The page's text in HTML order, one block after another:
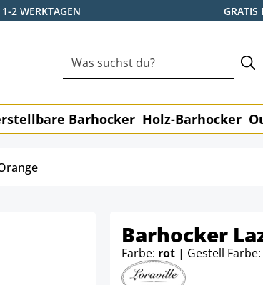
2 WERKTAGEN GRATIS
Barhocker Holz-Barhocker
Barhocker
Farbe: rot | Gestell Farbe: